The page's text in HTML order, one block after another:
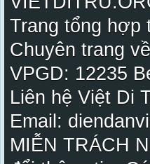
Trang tổng hợp
Chuyên trang
VPGD: 12235
Liên hệ Việt Di
Email:
MIỄN TRÁCH